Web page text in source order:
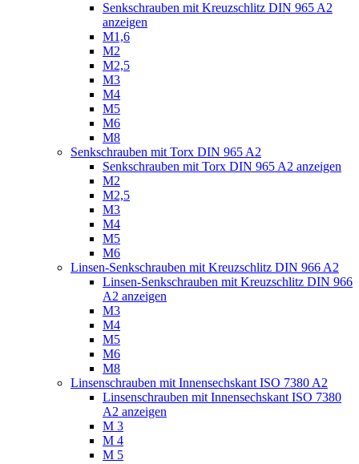
Senkschrauben mit Kreuzschlitz DIN 965 A2
anzeigen
M1,6
M2
M2,5
M3
M4
M5
M6
M8
Senkschrauben mit Torx DIN 965 A2
Senkschrauben mit Torx DIN 965 A2 anzeigen
M2
M2,5
M3
M4
M5
M6
Linsen-Senkschrauben mit Kreuzschlitz DIN 966 A2
Linsen-Senkschrauben mit Kreuzschlitz DIN 966
A2 anzeigen
M3
M4
M5
M6
M8
Linsenschrauben mit Innensechskant ISO 7380 A2
Linsenschrauben mit Innensechskant ISO 7380
A2 anzeigen
M 3
M 4
M 5